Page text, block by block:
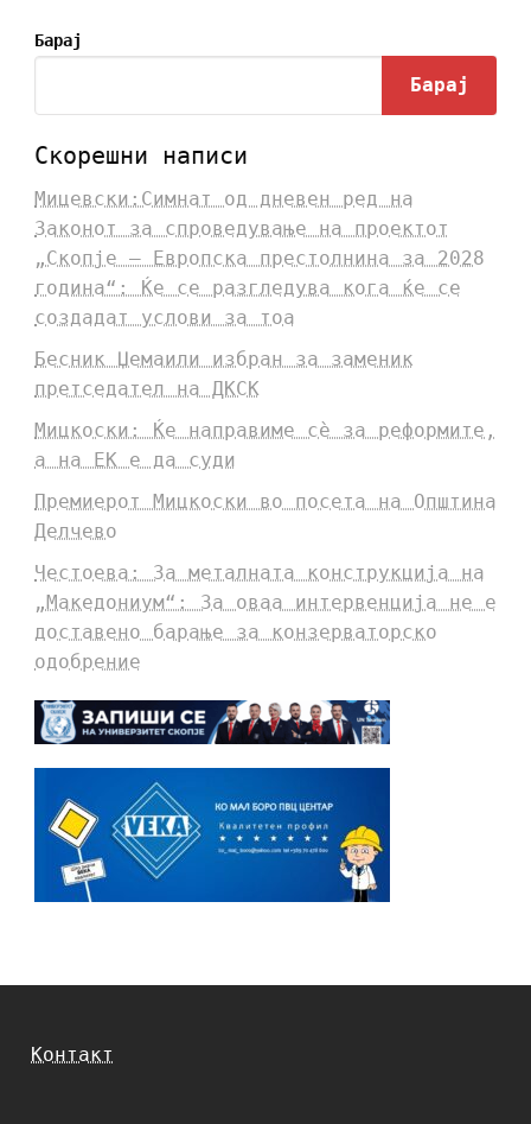
Барај
Барај
Скорешни написи
Мицевски:Симнат од дневен ред на
Законот за спроведување на проектот
„Скопје – Европска престолнина за 2028
година“: Ќе се разгледува кога ќе се
создадат услови за тоа
Бесник Џемаили избран за заменик
претседател на ДКСК
Мицкоски: Ќе направиме сè за реформите,
а на ЕК е да суди
Премиерот Мицкоски во посета на Општина
Делчево
Честоева: За металната конструкција на
„Македониум“: За оваа интервенција не е
доставено барање за конзерваторско
одобрение
Контакт